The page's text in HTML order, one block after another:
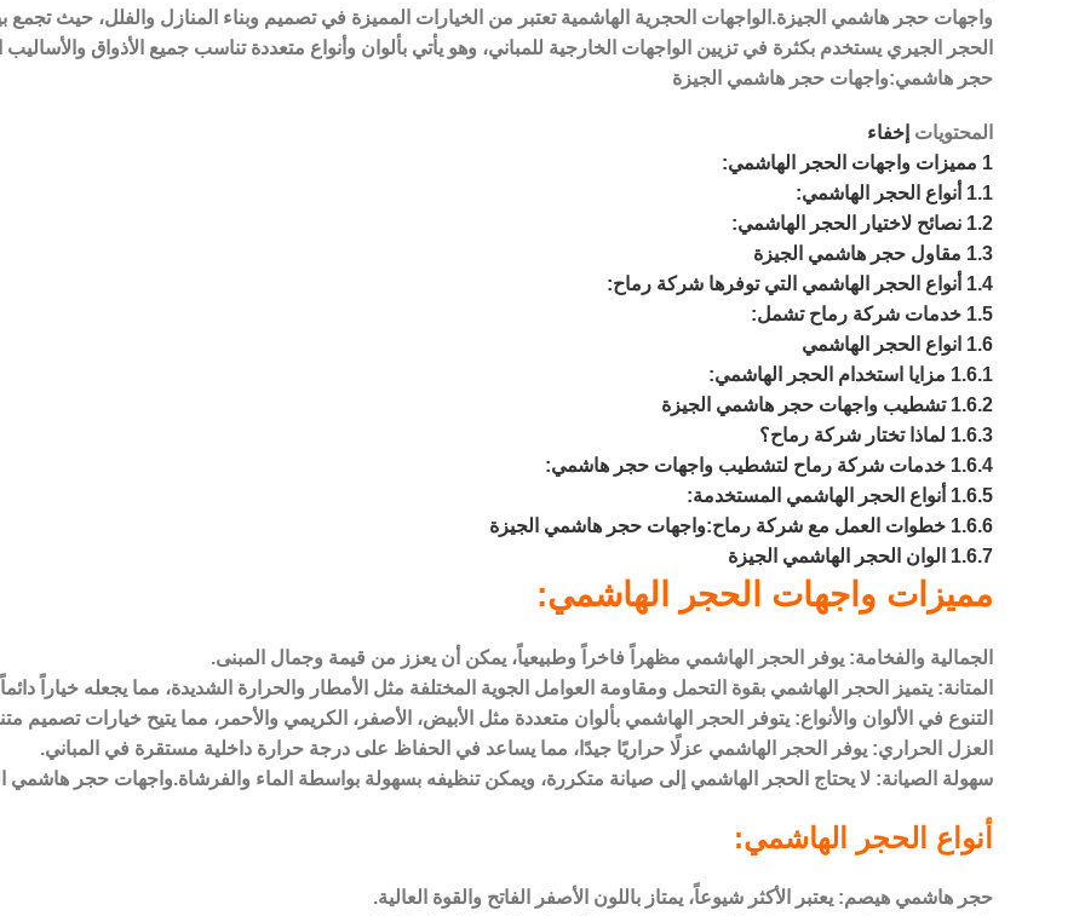
واجهات حجر هاشمي الجيزة.الواجهات الحجرية الهاشمية تعتبر من الخيارات المميزة في تصميم وبناء المنازل والفلل، حيث تجمع
الحجر الجيري يستخدم بكثرة في تزيين الواجهات الخارجية للمباني، وهو يأتي بألوان وأنواع متعددة تناسب جميع الأذواق
حجر هاشمي:واجهات حجر هاشمي الجيزة
المحتويات إخفاء
1 مميزات واجهات الحجر الهاشمي:
1.1 أنواع الحجر الهاشمي:
1.2 نصائح لاختيار الحجر الهاشمي:
1.3 مقاول حجر هاشمي الجيزة
1.4 أنواع الحجر الهاشمي التي توفرها شركة رماح:
1.5 خدمات شركة رماح تشمل:
1.6 انواع الحجر الهاشمي
1.6.1 مزايا استخدام الحجر الهاشمي:
1.6.2 تشطيب واجهات حجر هاشمي الجيزة
1.6.3 لماذا تختار شركة رماح؟
1.6.4 خدمات شركة رماح لتشطيب واجهات حجر هاشمي:
1.6.5 أنواع الحجر الهاشمي المستخدمة:
1.6.6 خطوات العمل مع شركة رماح:واجهات حجر هاشمي الجيزة
1.6.7 الوان الحجر الهاشمي الجيزة
مميزات واجهات الحجر الهاشمي:
الجمالية والفخامة: يوفر الحجر الهاشمي مظهراً فاخراً وطبيعياً، يمكن أن يعزز من قيمة وجمال المبنى.
المتانة: يتميز الحجر الهاشمي بقوة التحمل ومقاومة العوامل الجوية المختلفة مثل الأمطار والحرارة الشديدة، مما يجعله خياراً
التنوع في الألوان والأنواع: يتوفر الحجر الهاشمي بألوان متعددة مثل الأبيض، الأصفر، الكريمي والأحمر، مما يتيح خيارات تصميم
العزل الحراري: يوفر الحجر الهاشمي عزلًا حراريًا جيدًا، مما يساعد في الحفاظ على درجة حرارة داخلية مستقرة في المباني.
سهولة الصيانة: لا يحتاج الحجر الهاشمي إلى صيانة متكررة، ويمكن تنظيفه بسهولة بواسطة الماء والفرشاة.واجهات حجر هاشمي
أنواع الحجر الهاشمي:
حجر هاشمي هيصم: يعتبر الأكثر شيوعاً، يمتاز باللون الأصفر الفاتح والقوة العالية.